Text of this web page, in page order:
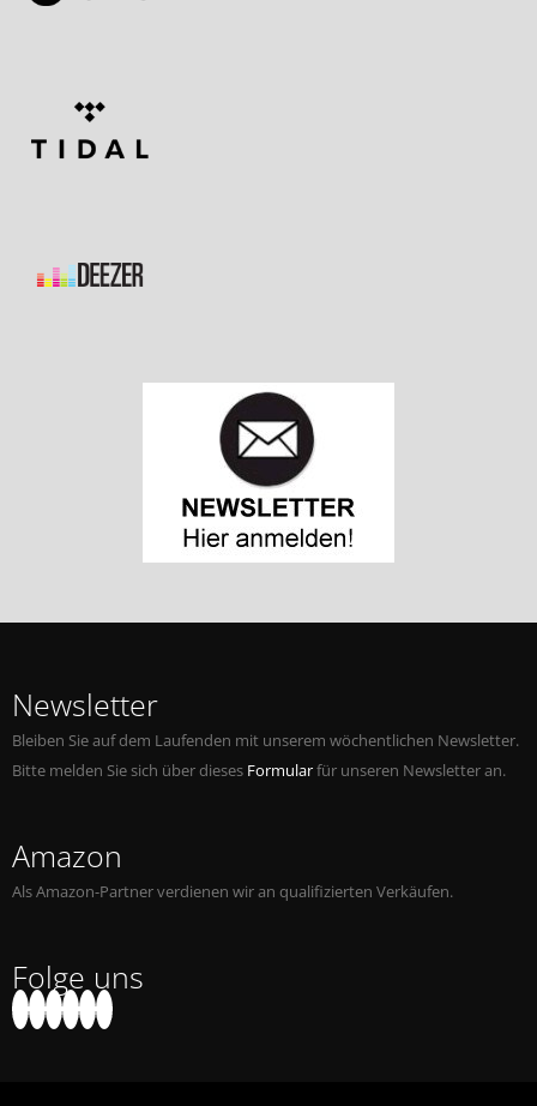
Newsletter
Bleiben Sie auf dem Laufenden mit unserem wöchentlichen Newsletter.
Bitte melden Sie sich über dieses Formularfür unseren Newsletter an.
Amazon
Als Amazon-Partner verdienen wir an qualifizierten Verkäufen.
Folge uns